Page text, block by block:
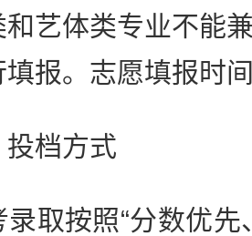
体类专业不能兼
填报。志愿填报时
档方式
按照“分数优先